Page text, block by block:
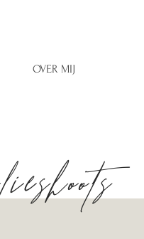
OVER MIJ